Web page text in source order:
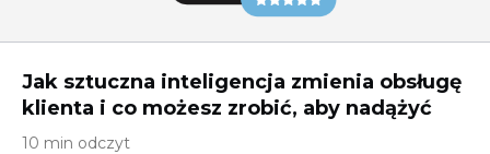
Jak sztuczna inteligencja zmienia obsługę
klienta i co możesz zrobić, aby nadążyć
10 min odczyt